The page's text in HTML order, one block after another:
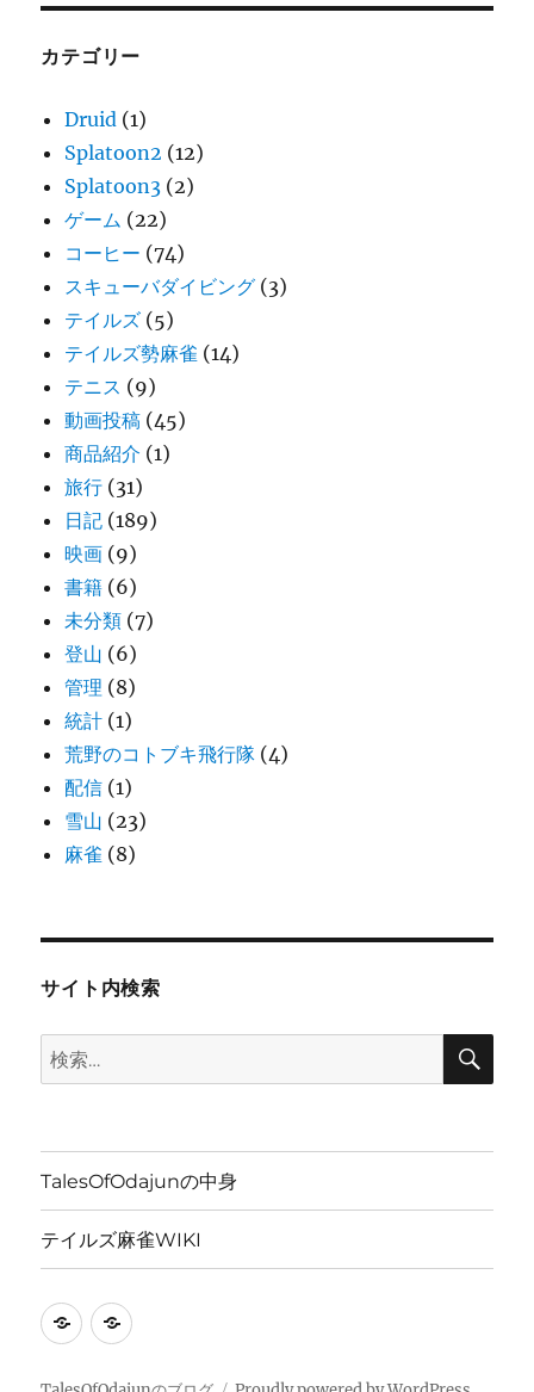
ブ
カテゴリー
Druid (1)
Splatoon2 (12)
Splatoon3 (2)
ゲーム (22)
コーヒー (74)
スキューバダイビング (3)
テイルズ (5)
テイルズ勢麻雀 (14)
テニス (9)
動画投稿 (45)
商品紹介 (1)
旅行 (31)
日記 (189)
映画 (9)
書籍 (6)
未分類 (7)
登山 (6)
管理 (8)
統計 (1)
荒野のコトブキ飛行隊 (4)
配信 (1)
雪山 (23)
麻雀 (8)
サイト内検索
検
索:
検
TalesOfOdajunの中身
テイルズ麻雀WIKI
TalesOfOdajun
中
テ
ル